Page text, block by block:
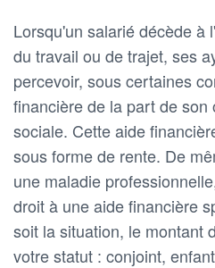
Lorsqu'un salarié décède à
du travail ou de trajet, ses
percevoir, sous certaines
financière de la part de
sociale. Cette aide
sous forme de rente. De
une maladie
droit à une aide financière
soit la situation, le montant
votre statut : conjoint,